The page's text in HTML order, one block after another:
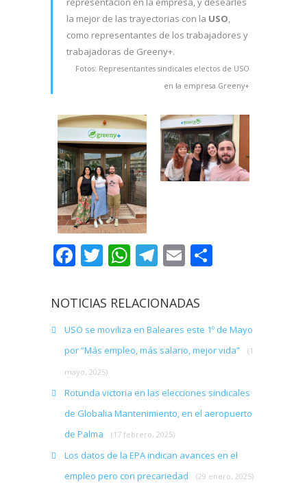
la mejor de las trayectorias con la USO
como representantes de los trabajadores y
trabajadoras de Greeny+.
Fotos: Representantes sindicales electos de USO
en la empresa Greeny+
Facebook
Twitter
WhatsApp
Telegram
Email
NOTICIAS RELACIONADAS
USO se moviliza en Baleares este 1º de Mayo
por “Más empleo, más salario, mejor vida”
(1
mayo, 2025)
Rotunda victoria en las elecciones sindicales
de Globalia Mantenimiento, en el aeropuerto
de Palma
(17 febrero, 2025)
Los datos de la EPA indican avances en el
empleo pero con precariedad
(29 enero, 2025)